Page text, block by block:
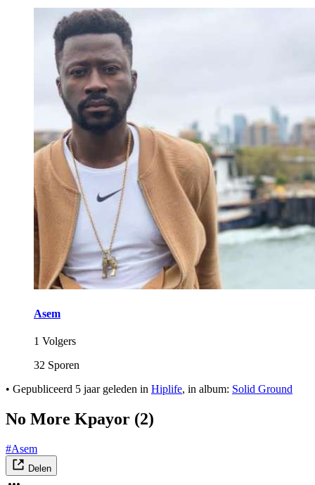
Asem
1 Volgers
32 Sporen
• Gepubliceerd 5 jaar geleden in Hiplife, in album: Solid Ground
No More Kpayor (2)
#Asem
Delen